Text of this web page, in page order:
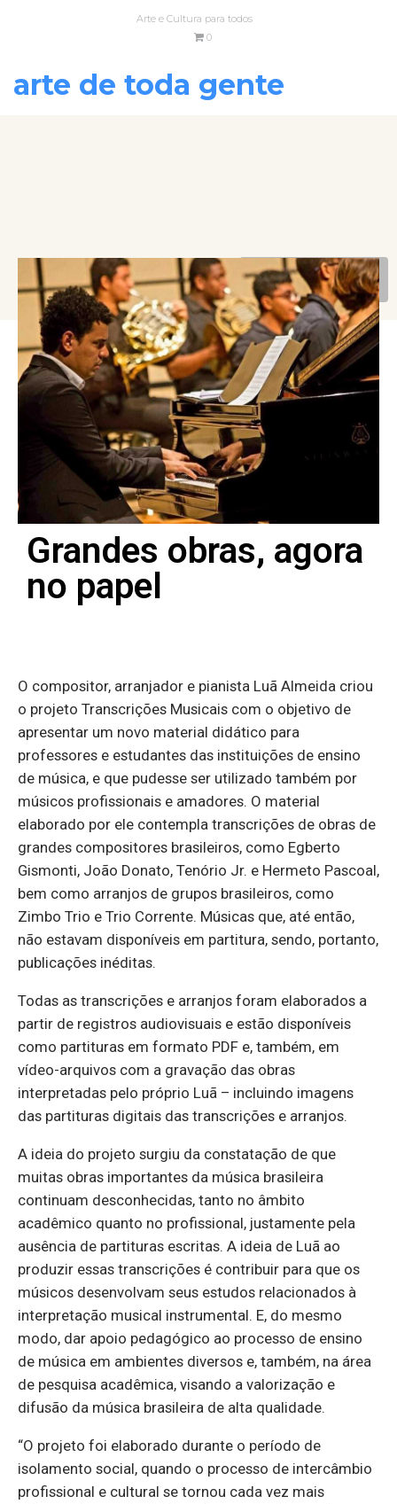
Arte e Cultura para todos
0
arte de toda gente
VOLTAR
Grandes obras, agora
no papel
O compositor, arranjador e pianista Luã Almeida criou
o projeto Transcrições Musicais com o objetivo de
apresentar um novo material didático para
professores e estudantes das instituições de ensino
de música, e que pudesse ser utilizado também por
músicos profissionais e amadores. O material
elaborado por ele contempla transcrições de obras de
grandes compositores brasileiros, como Egberto
Gismonti, João Donato, Tenório Jr. e Hermeto Pascoal,
bem como arranjos de grupos brasileiros, como
Zimbo Trio e Trio Corrente. Músicas que, até então,
não estavam disponíveis em partitura, sendo, portanto,
publicações inéditas.
Todas as transcrições e arranjos foram elaborados a
partir de registros audiovisuais e estão disponíveis
como partituras em formato PDF e, também, em
vídeo-arquivos com a gravação das obras
interpretadas pelo próprio Luã – incluindo imagens
das partituras digitais das transcrições e arranjos.
A ideia do projeto surgiu da constatação de que
muitas obras importantes da música brasileira
continuam desconhecidas, tanto no âmbito
acadêmico quanto no profissional, justamente pela
ausência de partituras escritas. A ideia de Luã ao
produzir essas transcrições é contribuir para que os
músicos desenvolvam seus estudos relacionados à
interpretação musical instrumental. E, do mesmo
modo, dar apoio pedagógico ao processo de ensino
de música em ambientes diversos e, também, na área
de pesquisa acadêmica, visando a valorização e
difusão da música brasileira de alta qualidade.
“O projeto foi elaborado durante o período de
isolamento social, quando o processo de intercâmbio
profissional e cultural se tornou cada vez mais